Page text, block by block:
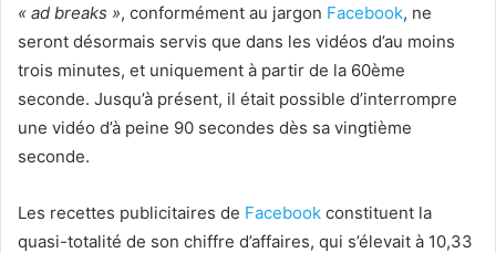
« ad breaks », conformément au jargon Facebook, ne
seront désormais servis que dans les vidéos d’au moins
trois minutes, et uniquement à partir de la 60ème
seconde. Jusqu’à présent, il était possible d’interrompre
une vidéo d’à peine 90 secondes dès sa vingtième
seconde.
Les recettes publicitaires de Facebook constituent la
quasi-totalité de son chiffre d’affaires, qui s’élevait à 10,33